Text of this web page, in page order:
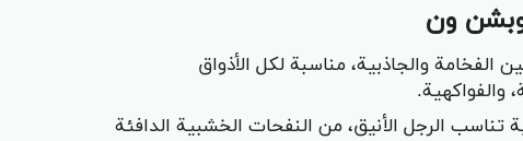
ون
الفخامة والجاذبية، مناسبة لكل الأذواق
والفواكهية.
الرجل الأنيق، من النفحات الخشبية الدافئة